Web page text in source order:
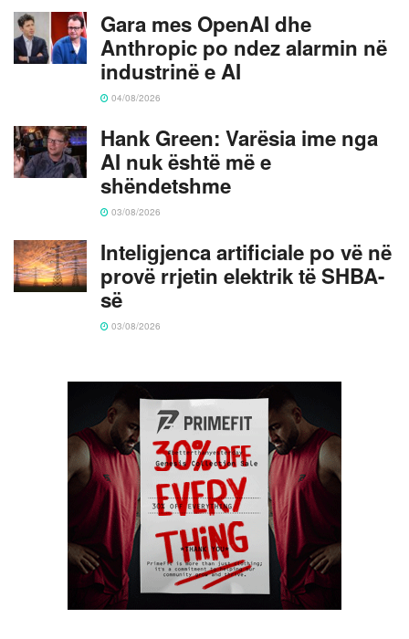
Gara mes OpenAI dhe
Anthropic po ndez alarmin në
industrinë e AI
04/08/2026
Hank Green: Varësia ime nga
AI nuk është më e
shëndetshme
03/08/2026
Inteligjenca artificiale po vë në
provë rrjetin elektrik të SHBA-
së
03/08/2026